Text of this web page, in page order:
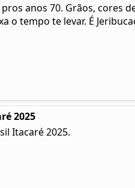
anos 70. Grãos, cores
o tempo te levar. É
2025
Itacaré 2025.